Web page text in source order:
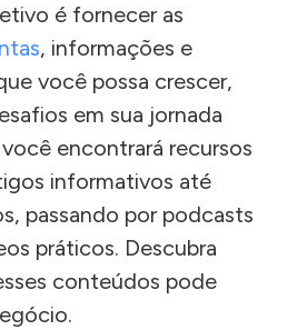
é fornecer as
, informações e
você possa crescer,
em sua jornada
encontrará recursos
informativos até
passando por podcasts
práticos. Descubra
conteúdos pode